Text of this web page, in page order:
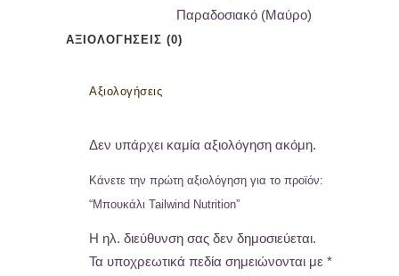
Παραδοσιακό (Μαύρο)
ΑΞΙΟΛΟΓΉΣΕΙΣ (0)
Αξιολογήσεις
Δεν υπάρχει καμία αξιολόγηση ακόμη.
Κάνετε την πρώτη αξιολόγηση για το προϊόν:
“Μπουκάλι Tailwind Nutrition”
Η ηλ. διεύθυνση σας δεν δημοσιεύεται.
Τα υποχρεωτικά πεδία σημειώνονται με *